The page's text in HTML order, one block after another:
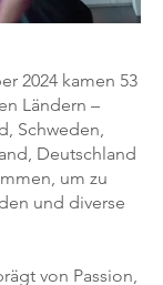
2024 kamen 53
Ländern –
Schweden,
Deutschland
um zu
und diverse
von Passion,